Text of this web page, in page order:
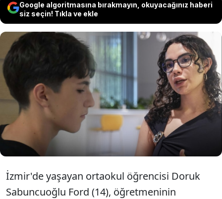
Google algoritmasına bırakmayın, okuyacağınız haberi
siz seçin! Tıkla ve ekle
Doruk Sabuncuoğlu, Almanya’daki
matematik olimpiyatlarında altın madalya
kazandı Viyolonsel sanatçısı Olcay Varlı,
Oxford’un müzik bölümüne kabul edilen ilk
Türk oldu.
İzmir'de yaşayan ortaokul öğrencisi Doruk
Sabuncuoğlu Ford (14), öğretmeninin